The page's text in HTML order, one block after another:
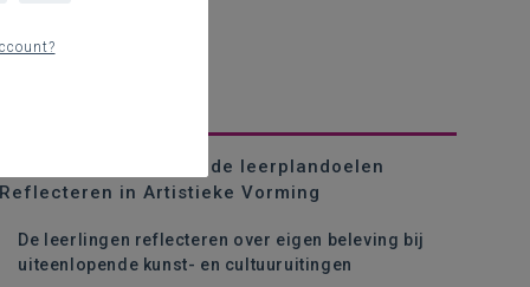
Reflectiemodellen bij de leerplandoelen
Reflecteren in Artistieke Vorming
De leerlingen reflecteren over eigen beleving bij
uiteenlopende kunst- en cultuuruitingen